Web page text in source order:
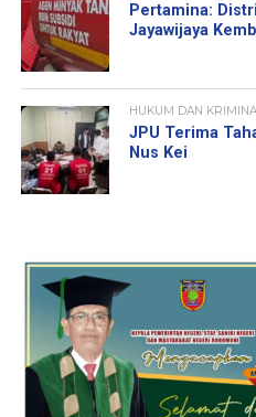
Pertamina:
Jayawijaya
HUKUM DAN
JPU Terima
Nus Kei